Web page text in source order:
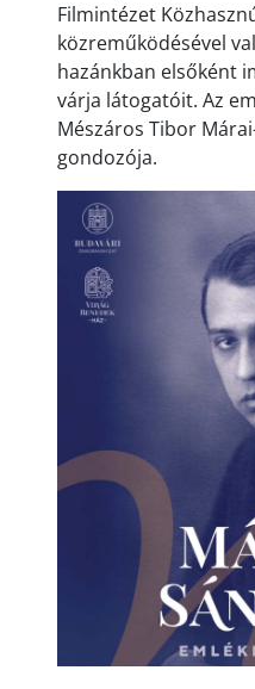
Filmintézet
közreműködésével
hazánkban elsőként
várja látogatóit. Az
Mészáros Tibor
gondozója.